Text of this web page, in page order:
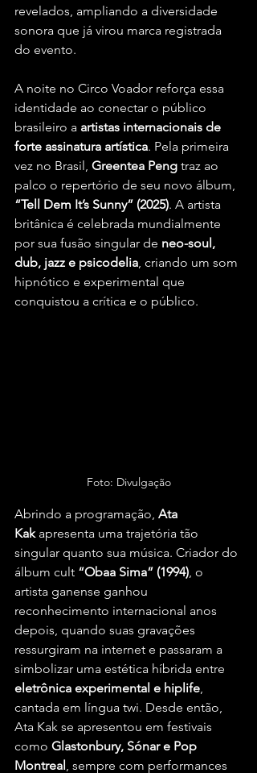
revelados, ampliando a diversidade
sonora que já virou marca registrada
do evento.
A noite no Circo Voador reforça essa
identidade ao conectar o público
brasileiro a artistas internacionais de
forte assinatura artística. Pela primeira
vez no Brasil, Greentea Peng traz ao
palco o repertório de seu novo álbum,
“Tell Dem It’s Sunny” (2025). A artista
britânica é celebrada mundialmente
por sua fusão singular de neo-soul,
dub, jazz e psicodelia, criando um som
hipnótico e experimental que
conquistou a crítica e o público.
Foto: Divulgação
Abrindo a programação, Ata
Kak apresenta uma trajetória tão
singular quanto sua música. Criador do
álbum cult “Obaa Sima” (1994) , o
artista ganense ganhou
reconhecimento internacional anos
depois, quando suas gravações
ressurgiram na internet e passaram a
simbolizar uma estética híbrida entre
eletrônica experimental e hiplife
cantada em língua twi. Desde então,
Ata Kak se apresentou em festivais
como Glastonbury, Sónar e Pop
Montreal , sempre com performances